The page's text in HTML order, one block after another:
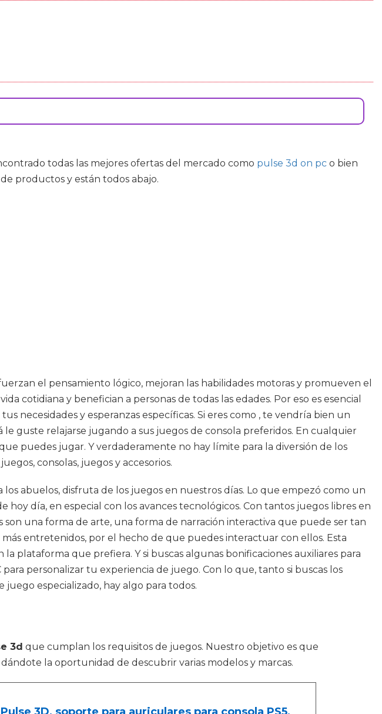
todas las mejores ofertas del mercado como pulse 3d on pc o bien
productos y están todos abajo.
el pensamiento lógico, mejoran las habilidades motoras y promueven el
cotidiana y benefician a personas de todas las edades. Por eso es esencial
necesidades y esperanzas específicas. Si eres como , te vendría bien un
guste relajarse jugando a sus juegos de consola preferidos. En cualquier
puedes jugar. Y verdaderamente no hay límite para la diversión de los
consolas, juegos y accesorios.
abuelos, disfruta de los juegos en nuestros días. Lo que empezó como un
día, en especial con los avances tecnológicos. Con tantos juegos libres en
una forma de arte, una forma de narración interactiva que puede ser tan
entretenidos, por el hecho de que puedes interactuar con ellos. Esta
plataforma que prefiera. Y si buscas algunas bonificaciones auxiliares para
personalizar tu experiencia de juego. Con lo que, tanto si buscas los
especializado, hay algo para todos.
3d que cumplan los requisitos de juegos. Nuestro objetivo es que
la oportunidad de descubrir varias modelos y marcas.